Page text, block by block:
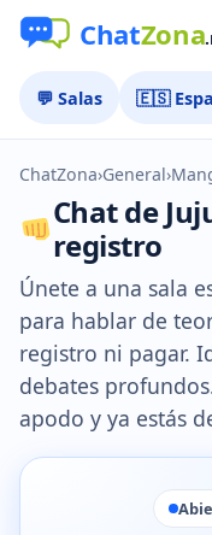
💬 Salas 🇪🇸
ChatZona›General›
Chat de
registro
Únete a una sala
para hablar de
registro ni pagar.
debates
apodo y ya estás